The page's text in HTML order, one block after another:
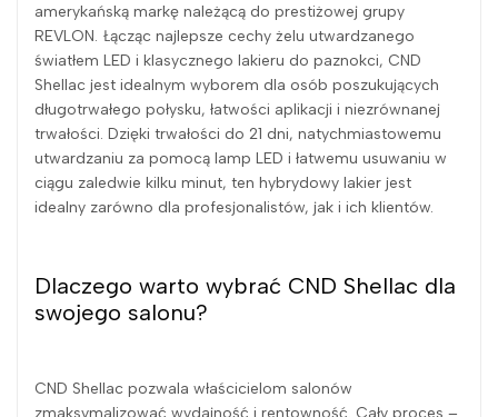
amerykańską markę należącą do prestiżowej grupy
REVLON. Łącząc najlepsze cechy żelu utwardzanego
światłem LED i klasycznego lakieru do paznokci, CND
Shellac jest idealnym wyborem dla osób poszukujących
długotrwałego połysku, łatwości aplikacji i niezrównanej
trwałości. Dzięki trwałości do 21 dni, natychmiastowemu
utwardzaniu za pomocą lamp LED i łatwemu usuwaniu w
ciągu zaledwie kilku minut, ten hybrydowy lakier jest
idealny zarówno dla profesjonalistów, jak i ich klientów.
Dlaczego warto wybrać CND Shellac dla
swojego salonu?
CND Shellac pozwala właścicielom salonów